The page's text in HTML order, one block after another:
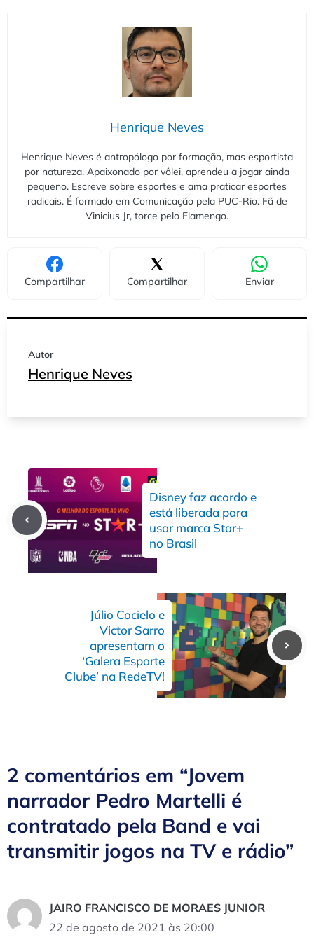
Henrique Neves
Henrique Neves é antropólogo por formação, mas esportista
por natureza. Apaixonado por vôlei, aprendeu a jogar ainda
pequeno. Escreve sobre esportes e ama praticar esportes
radicais. É formado em Comunicação pela PUC-Rio. Fã de
Vinicius Jr, torce pelo Flamengo.
Compartilhar Compartilhar Enviar
Autor
Henrique Neves
Disney faz acordo e
está liberada para
usar marca Star+
no Brasil
Júlio Cocielo e
Victor Sarro
apresentam o
‘Galera Esporte
Clube’ na RedeTV!
2 comentários em “Jovem
narrador Pedro Martelli é
contratado pela Band e vai
transmitir jogos na TV e rádio”
JAIRO FRANCISCO DE MORAES JUNIOR
22 de agosto de 2021 às 20:00